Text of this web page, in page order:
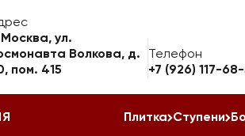
Москва, ул.
Волкова, д.
пом. 415
Телефон
+7 (926) 117-
Плитка Ступени